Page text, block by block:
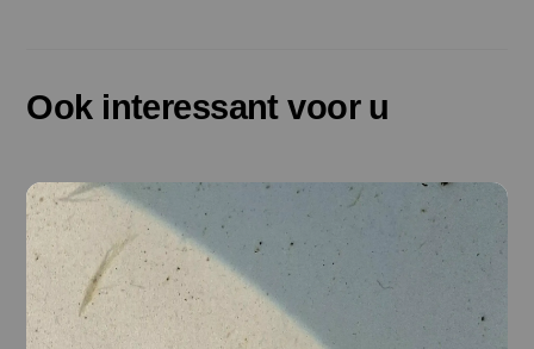
Ook interessant voor u